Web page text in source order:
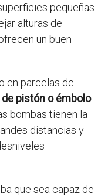
pequeñas
alturas de
un buen
en parcelas de
de pistón o émbolo
bombas tienen la
distancias y
que sea capaz de